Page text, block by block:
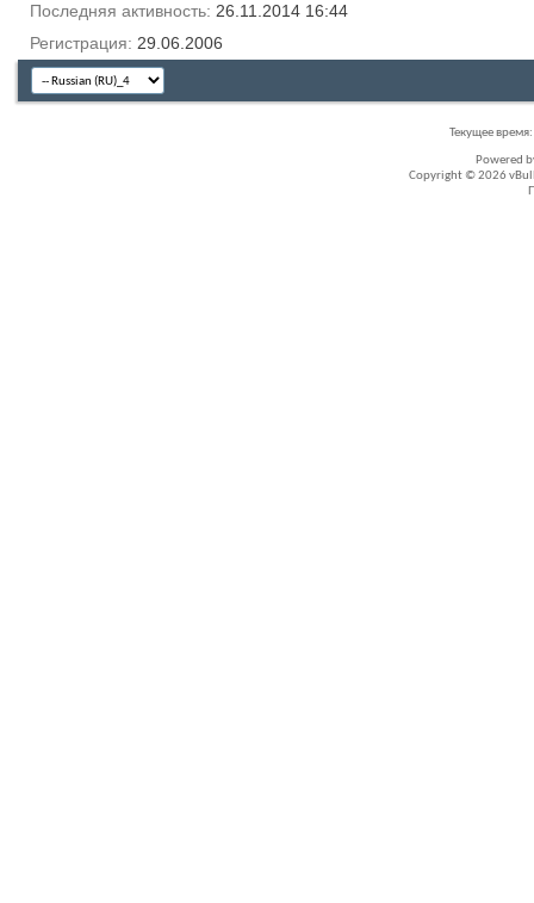
Последняя активность 26.11.2014 16:44
Регистрация
29.06.2006
Текущее время:
Powered
Copyright © 2026